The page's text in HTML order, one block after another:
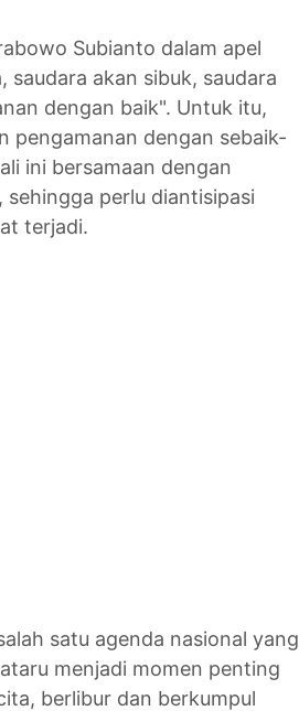
Subianto dalam apel
akan sibuk, saudara
dengan baik". Untuk itu,
pengamanan dengan sebaik-
ini bersamaan dengan
perlu diantisipasi
terjadi.
satu agenda nasional yang
menjadi momen penting
berlibur dan berkumpul